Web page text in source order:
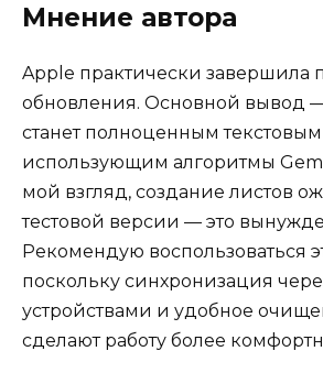
Мнение автора
Apple практически завершила
обновления. Основной вывод
станет полноценным текстовым
использующим алгоритмы
мой взгляд, создание листов
тестовой версии — это
Рекомендую воспользоваться
поскольку синхронизация
устройствами и удобное
сделают работу более